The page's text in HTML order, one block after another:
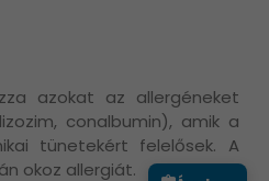
azokat az allergéneket
conalbumin), amik a
tünetekért felelősek. A
okoz allergiát.